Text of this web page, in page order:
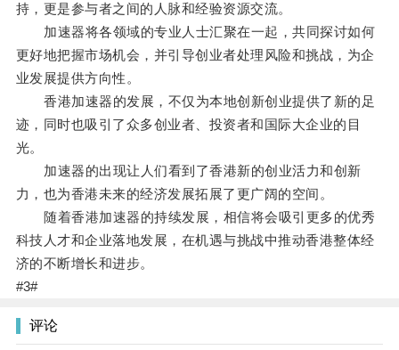
持，更是参与者之间的人脉和经验资源交流。
加速器将各领域的专业人士汇聚在一起，共同探讨如何
更好地把握市场机会，并引导创业者处理风险和挑战，为企
业发展提供方向性。
香港加速器的发展，不仅为本地创新创业提供了新的足
迹，同时也吸引了众多创业者、投资者和国际大企业的目
光。
加速器的出现让人们看到了香港新的创业活力和创新
力，也为香港未来的经济发展拓展了更广阔的空间。
随着香港加速器的持续发展，相信将会吸引更多的优秀
科技人才和企业落地发展，在机遇与挑战中推动香港整体经
济的不断增长和进步。
#3#
评论